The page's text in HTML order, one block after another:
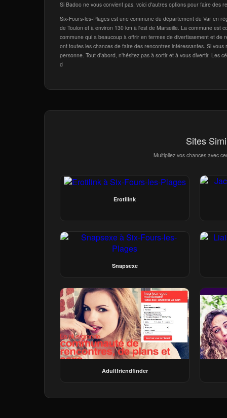
Si Badoo ne vous convient pas, voici d'autres options pour faire des
Six-Fours-les-Plages est une commune du département du Var en
de Toulon et à environ 130 km à l'est de Marseille. La commune est
commune qui a beaucoup à offrir en termes de divertissement et de
ont toutes les chances de faire des rencontres intéressantes. Si
personne. Tout d'abord, n'hésitez pas à sortir et à vous divertir. Les
d
Sites
Multipliez vos chances avec
Erotilink
Snapsexe
Adultfriendfinder